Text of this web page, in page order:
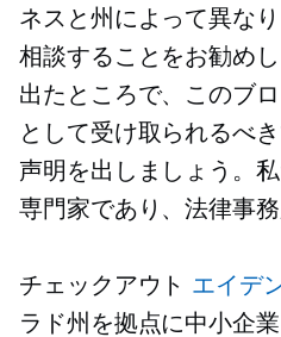
ネスと州によって異な
相談することをお勧め
出たところで、このブ
として受け取られるべ
声明を出しましょう。
専門家であり、法律事
チェックアウト エイデ
ラド州を拠点に中小企